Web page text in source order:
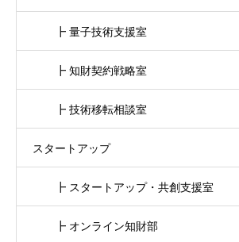
┣ 量子技術支援室
┣ 知財契約戦略室
┣ 技術移転相談室
スタートアップ
┣ スタートアップ・共創支援室
┣ オンライン知財部